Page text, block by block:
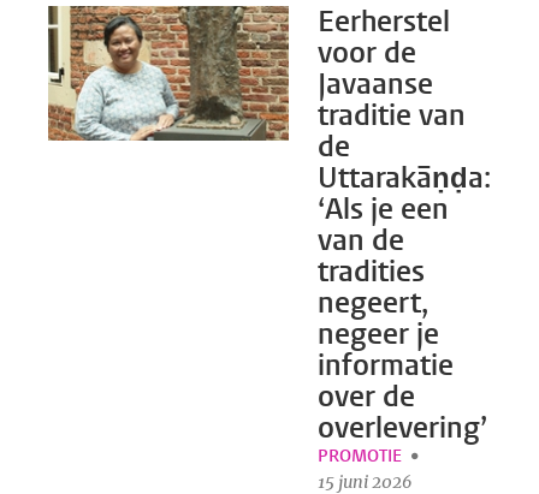
Eerherstel
voor de
Javaanse
traditie van
de
Uttarakāṇḍa:
‘Als je een
van de
tradities
negeert,
negeer je
informatie
over de
overlevering’
PROMOTIE
15 juni 2026